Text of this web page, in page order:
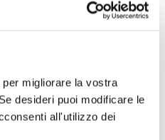
migliorare la vostra
desideri puoi modificare le
all'utilizzo dei
sì che le persone
scienza.
a vedere l’interruzione
per il cambiamento